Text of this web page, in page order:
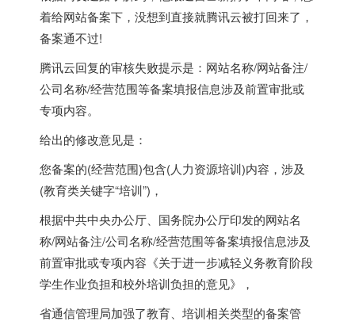
着给网站备案下，没想到直接就腾讯云被打回来了，
备案通不过!
腾讯云回复的审核失败提示是：网站名称/网站备注/
公司名称/经营范围等备案填报信息涉及前置审批或
专项内容。
给出的修改意见是：
您备案的(经营范围)包含(人力资源培训)内容，涉及
(教育类关键字“培训”)，
根据中共中央办公厅、国务院办公厅印发的网站名
称/网站备注/公司名称/经营范围等备案填报信息涉及
前置审批或专项内容《关于进一步减轻义务教育阶段
学生作业负担和校外培训负担的意见》，
省通信管理局加强了教育、培训相关类型的备案管